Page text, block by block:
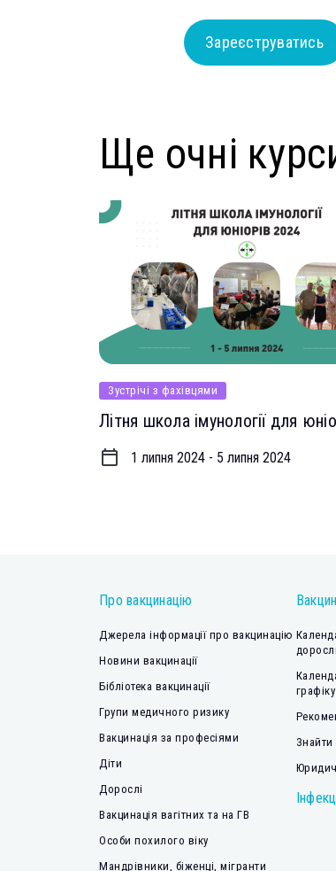
Зареєструватись
Ще очні
Зустрічі з фахівцями
Літня школа імунології для
1 липня 2024 - 5 липня 2024
Про вакцинацію
Джерела інформації про вакцинацію
Новини вакцинації
Бібліотека вакцинації
Групи медичного ризику
Вакцинація за професіями
Діти
Дорослі
Вакцинація вагітних та на ГВ
Особи похилого віку
Мандрівники, біженці, мігранти
графіку
Знайти